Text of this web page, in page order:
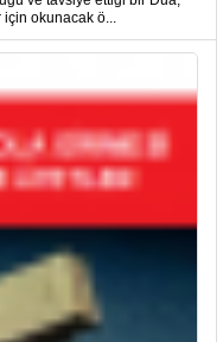
için okunacak ö...